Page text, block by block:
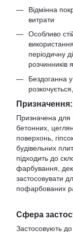
Відмінна
витрати
Особливо
періодичну
розчинників
Бездоганна
Призначення:
Призначена для
бетонних,
поверхонь,
будівельних
підходить до
фарбування,
застосовувати
пофарбованих
Сфера
Застосовують до